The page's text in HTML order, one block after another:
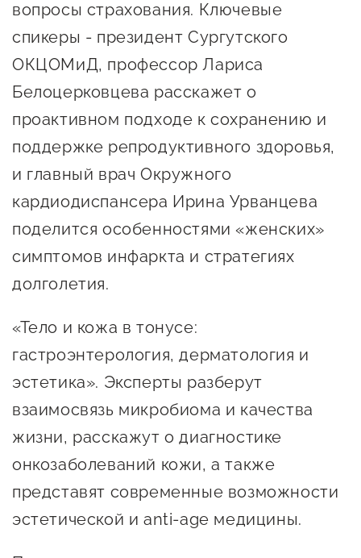
Экскурсии на
документы
Интерактивные сервисы
Каталог маркетплейсов
Каталог креативной
продукции
Госзакупки для малого
бизнеса
Каталог югорских франшиз
Самозанятому
Новости УФНС
Каталог грантов
предпринимателей
АвтоУСН
вопросы страхования. Ключевые
спикеры - президент Сургутского
ОКЦОМиД, профессор Лариса
Белоцерковцева расскажет о
проактивном подходе к сохранению и
поддержке репродуктивного здоровья,
и главный врач Окружного
кардиодиспансера Ирина Урванцева
поделится особенностями «женских»
симптомов инфаркта и стратегиях
долголетия.
«Тело и кожа в тонусе:
гастроэнтерология, дерматология и
эстетика». Эксперты разберут
взаимосвязь микробиома и качества
жизни, расскажут о диагностике
онкозаболеваний кожи, а также
представят современные возможности
эстетической и anti-age медицины.